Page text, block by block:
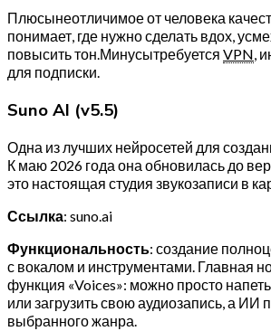
Плюсынеотличимое от человека
понимает, где нужно сделать вдох,
повысить тон.Минусытребуется VPN,
для подписки.
Suno AI (v5.5)
Одна из лучших нейросетей для
К маю 2026 года она обновилась до
это настоящая студия звукозаписи в
Ссылка: suno.ai
Функциональность: создание
с вокалом и инструментами. Главная
функция «Voices»: можно просто
или загрузить свою аудиозапись, а ИИ
выбранного жанра.